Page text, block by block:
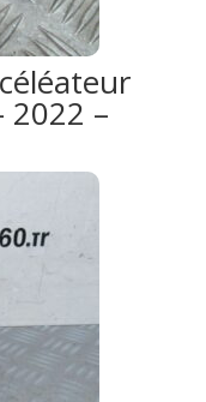
2022 –